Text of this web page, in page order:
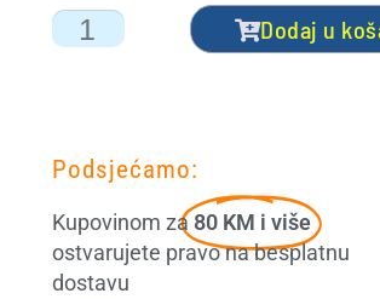
Početna – NG akcija + čestitka
Početna – sa webinarom
Početna orig
Dodaj u
Podsjećamo:
Kupovinom za 80 KM i više
ostvarujete pravo na besplatnu
dostavu